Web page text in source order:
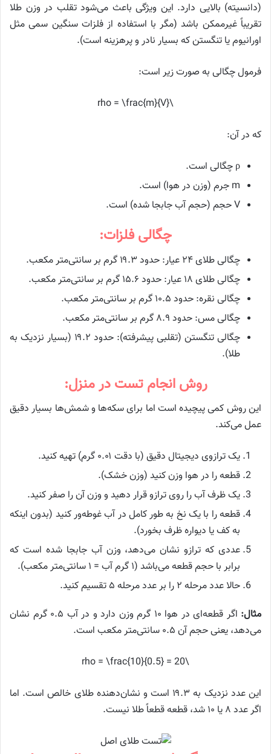
(دانسیته) بالایی دارد. این ویژگی باعث می‌شود تقلب در وزن طلا
تقریباً غیرممکن باشد (مگر با استفاده از فلزات سنگین سمی مثل
اورانیوم یا تنگستن که بسیار نادر و پرهزینه است).
فرمول چگالی به صورت زیر است:
\rho = \frac{m}{V}
که در آن:
ρ چگالی است.
m جرم (وزن در هوا) است.
V حجم (حجم آب جابجا شده) است.
چگالی فلزات:
چگالی طلای ۲۴ عیار: حدود ۱۹.۳ گرم بر سانتی‌متر مکعب.
چگالی طلای ۱۸ عیار: حدود ۱۵.۶ گرم بر سانتی‌متر مکعب.
چگالی نقره: حدود ۱۰.۵ گرم بر سانتی‌متر مکعب.
چگالی مس: حدود ۸.۹ گرم بر سانتی‌متر مکعب.
چگالی تنگستن (تقلبی پیشرفته): حدود ۱۹.۲ (بسیار نزدیک به
طلا).
روش انجام تست در منزل:
این روش کمی پیچیده است اما برای سکه‌ها و شمش‌ها بسیار دقیق
عمل می‌کند.
یک ترازوی دیجیتال دقیق (با دقت ۰.۰۱ گرم) تهیه کنید.
قطعه را در هوا وزن کنید (وزن خشک).
یک ظرف آب را روی ترازو قرار دهید و وزن آن را صفر کنید.
قطعه را با یک نخ به طور کامل در آب غوطه‌ور کنید (بدون اینکه
به کف یا دیواره ظرف بخورد).
عددی که ترازو نشان می‌دهد، وزن آب جابجا شده است که
برابر با حجم قطعه می‌باشد (۱ گرم آب = ۱ سانتی‌متر مکعب).
حالا عدد مرحله ۲ را بر عدد مرحله ۵ تقسیم کنید.
مثال:
اگر قطعه‌ای در هوا ۱۰ گرم وزن دارد و در آب ۰.۵ گرم نشان
می‌دهد، یعنی حجم آن ۰.۵ سانتی‌متر مکعب است.
\rho = \frac{10}{0.5} = 20
این عدد نزدیک به ۱۹.۳ است و نشان‌دهنده طلای خالص است. اما
اگر عدد ۸ یا ۱۰ شد، قطعه قطعاً طلا نیست.